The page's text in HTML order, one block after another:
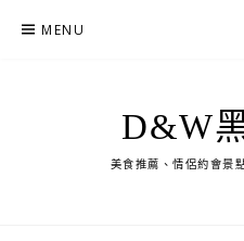
MENU
D&W
美食推薦、情侶約會景